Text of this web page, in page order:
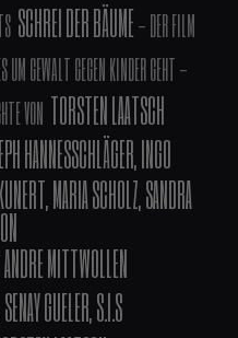
bekommen.
diesem
Gästekarten
die
dabei sein
findet am
statt und
19:00 Uhr.
SCHREI DER BÄUME- DER FILM
UM GEWALT GEGEN KINDER GEHT -
VON TORSTEN LAATSCH
HANNESSCHLÄGER, INGO
MARIA SCHOLZ, SANDRA
ANDRE MITTWOLLEN
GUELER, S.I.S